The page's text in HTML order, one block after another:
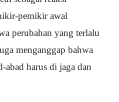
pemikir awal
perubahan yang terlalu
menganggap bahwa
abad harus di jaga dan